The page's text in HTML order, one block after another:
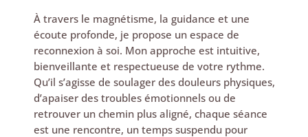
À travers le magnétisme, la guidance et une
écoute profonde, je propose un espace de
reconnexion à soi. Mon approche est intuitive,
bienveillante et respectueuse de votre rythme.
Qu’il s’agisse de soulager des douleurs physiques,
d’apaiser des troubles émotionnels ou de
retrouver un chemin plus aligné, chaque séance
est une rencontre, un temps suspendu pour